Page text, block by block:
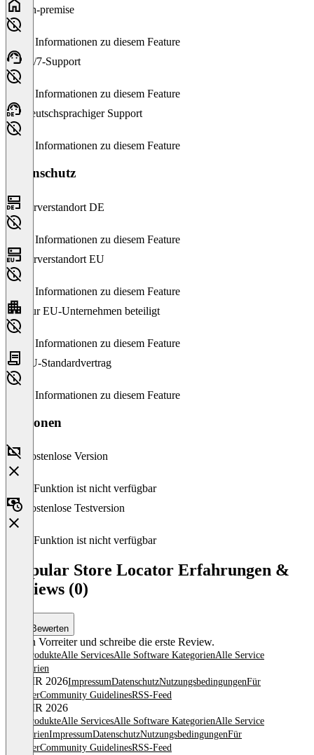
On-premise
Keine Informationen zu diesem Feature
24/7-Support
Keine Informationen zu diesem Feature
Deutschsprachiger Support
Keine Informationen zu diesem Feature
Datenschutz
Serverstandort DE
Keine Informationen zu diesem Feature
Serverstandort EU
Keine Informationen zu diesem Feature
Nur EU-Unternehmen beteiligt
Keine Informationen zu diesem Feature
EU-Standardvertrag
Keine Informationen zu diesem Feature
Versionen
Kostenlose Version
Diese Funktion ist nicht verfügbar
Kostenlose Testversion
Diese Funktion ist nicht verfügbar
Mapular Store Locator Erfahrungen &
Reviews (0)
Bewerten
Sei ein Vorreiter und schreibe die erste Review.
Alle ProdukteAlle ServicesAlle Software KategorienAlle Service
Kategorien
© OMR 2026ImpressumDatenschutzNutzungsbedingungenFür
AnbieterCommunity GuidelinesRSS-Feed
© OMR 2026
Alle ProdukteAlle ServicesAlle Software KategorienAlle Service
KategorienImpressumDatenschutzNutzungsbedingungenFür
AnbieterCommunity GuidelinesRSS-Feed